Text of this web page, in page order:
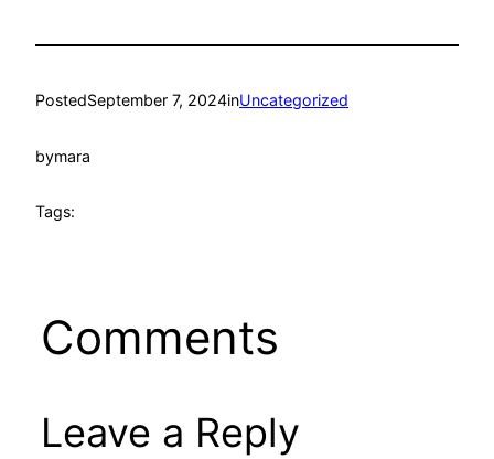
PostedSeptember 7, 2024inUncategorized
bymara
Tags:
Comments
Leave a Reply